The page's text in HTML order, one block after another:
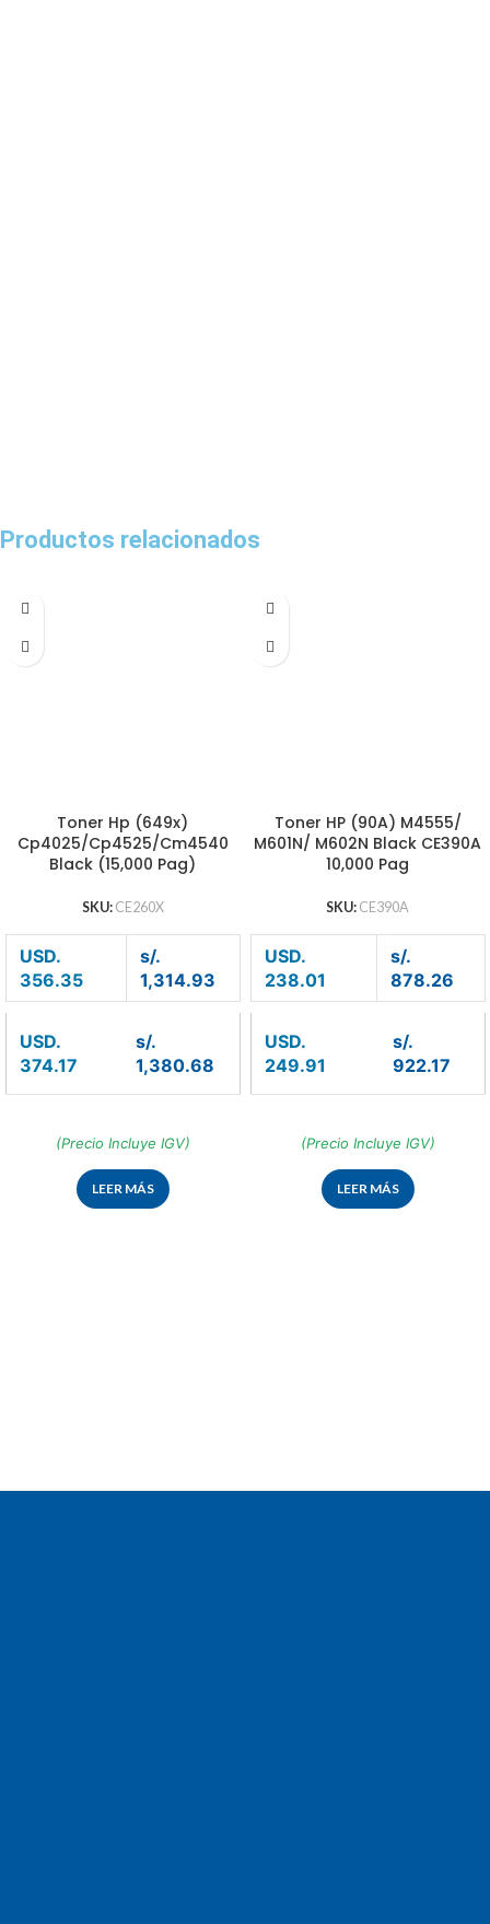
Productos relacionados
Toner Hp (649x)
Cp4025/Cp4525/Cm4540
Black (15,000 Pag)
SKU: CE260X
USD.
356.35
s/.
1,314.93
USD.
374.17
s/.
1,380.68
(Precio Incluye IGV)
LEER MÁS
Toner HP (90A) M4555/
M601N/ M602N Black CE390A
10,000 Pag
SKU: CE390A
USD.
238.01
s/.
878.26
USD.
249.91
s/.
922.17
(Precio Incluye IGV)
LEER MÁS